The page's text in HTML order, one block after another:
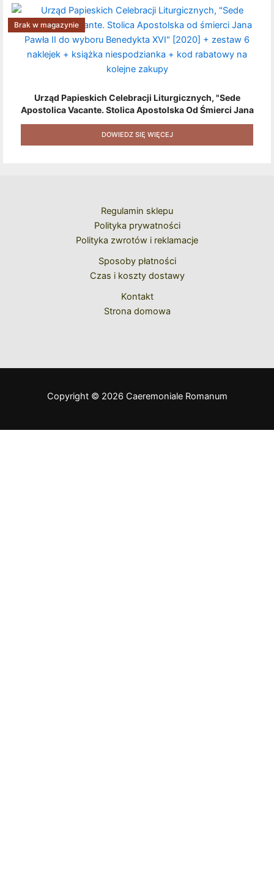
Urząd Papieskich Celebracji Liturgicznych, "Sede
Apostolica Vacante. Stolica Apostolska Od Śmierci Jana
Pawła II Do Wyboru Benedykta XVI" [2020] + Zestaw 6
Naklejek + Książka Niespodzianka + Kod Rabatowy Na
Kolejne Zakupy
Brak w magazynie
DOWIEDZ SIĘ WIĘCEJ
Regulamin sklepu
Polityka prywatności
Polityka zwrotów i reklamacje
Sposoby płatności
Czas i koszty dostawy
Kontakt
Strona domowa
Copyright © 2026 Caeremoniale Romanum